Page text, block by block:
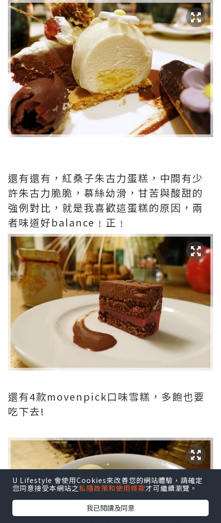
還有還有，紅桑子朱古力蛋糕，中間有少
許朱古力脆脆，慕絲幼滑，甘苦與酸甜的
強例對比，就是我喜歡這蛋糕的原因，兩
者味道好balance﹗正﹗
還有4款movenpick口味雪糕，多飽也要
吃下去!
U Lifestyle 會使用Cookies來改善您的網站體驗，請確定
您同意接受本網站之私隱政策和使用條款才可繼續瀏覽。
我已閱讀及同意